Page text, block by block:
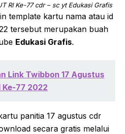
RI Ke-77 cdr – sc yt Edukasi Grafis
template kartu nama atau id
tersebut merupakan buah
Edukasi Grafis.
Link Twibbon 17 Agustus
Ke-77 2022
panitia 17 agustus cdr
secara gratis melalui